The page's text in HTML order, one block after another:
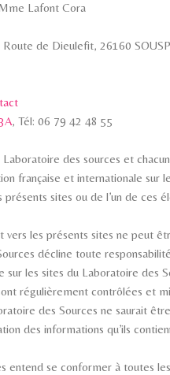
Lafont Cora
de Dieulefit, 26160
, Tél: 06 79 42 48 55
des sources et
française et internationale
présents sites ou de l’un de
les présents sites ne peut
décline toute
sur les sites du Laboratoire
régulièrement contrôlées et
des Sources ne saurait
des informations qu’ils
entend se conformer à toutes